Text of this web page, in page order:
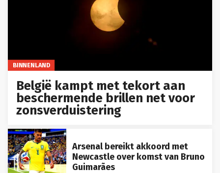
BINNENLAND
België kampt met tekort aan
beschermende brillen net voor
zonsverduistering
Arsenal bereikt akkoord met
Newcastle over komst van Bruno
Guimarães